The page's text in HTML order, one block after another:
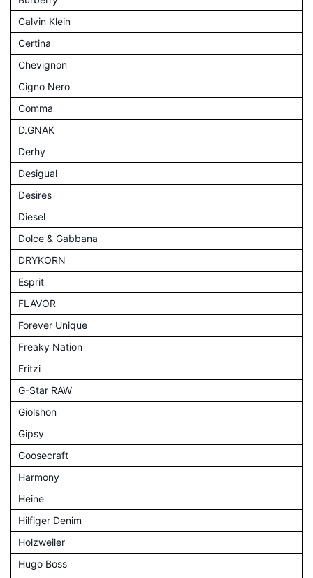
Calvin Klein
Certina
Chevignon
Cigno Nero
Comma
D.GNAK
Derhy
Desigual
Desires
Diesel
Dolce & Gabbana
DRYKORN
Esprit
FLAVOR
Forever Unique
Freaky Nation
Fritzi
G-Star RAW
Giolshon
Gipsy
Goosecraft
Harmony
Heine
Hilfiger Denim
Holzweiler
Hugo Boss